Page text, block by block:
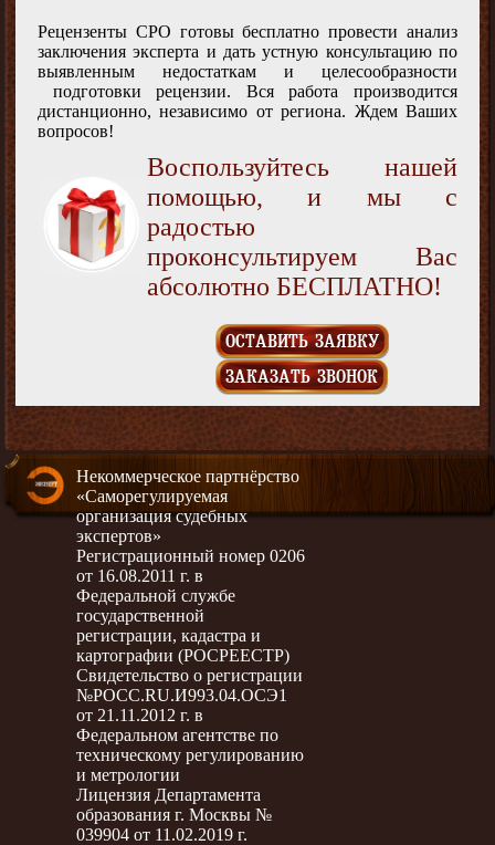
Рецензенты СРО готовы бесплатно провести анализ
заключения эксперта и дать устную консультацию по
выявленным недостаткам и целесообразности
подготовки рецензии. Вся работа производится
дистанционно, независимо от региона. Ждем Ваших
вопросов!
Воспользуйтесь нашей
помощью, и мы с
радостью
проконсультируем Вас
абсолютно БЕСПЛАТНО!
ОСТАВИТЬ ЗАЯВКУ
ЗАКАЗАТЬ ЗВОНОК
Некоммерческое партнёрство
«Саморегулируемая
организация судебных
экспертов»
Регистрационный номер 0206
от 16.08.2011 г. в
Федеральной службе
государственной
регистрации, кадастра и
картографии (РОСРЕЕСТР)
Свидетельство о регистрации
№РОСС.RU.И993.04.ОСЭ1
от 21.11.2012 г. в
Федеральном агентстве по
техническому регулированию
и метрологии
Лицензия Департамента
образования г. Москвы №
039904 от 11.02.2019 г.